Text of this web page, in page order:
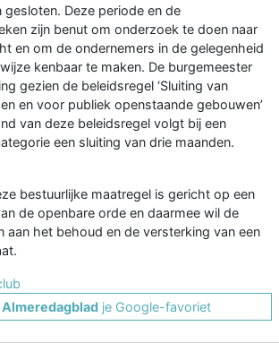
Deze periode en de
zijn benut om onderzoek te doen naar
en om de ondernemers in de gelegenheid
kenbaar te maken. De burgemeester
gezien de beleidsregel ‘Sluiting van
en voor publiek openstaande gebouwen’
van deze beleidsregel volgt bij een
een sluiting van drie maanden.
bestuurlijke maatregel is gericht op een
de openbare orde en daarmee wil de
aan het behoud en de versterking van een
Almeredagbladje Google-favoriet